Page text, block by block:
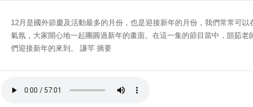
12月是國外節慶及活動最多的月份，也是迎接新年的月份，我們常常可
氣氛，大家開心地一起團圓過新年的畫面。在這一集的節目當中，顗茹
們迎接新年的來到。 謙芊 摘要